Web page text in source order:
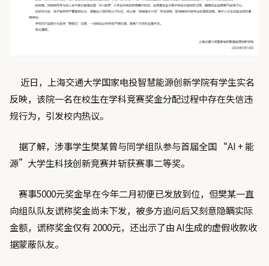
近日，上海交通大学国家电投智慧能源创新学院有学生实名
反映，该院一名在校生在学科竞赛奖金分配过程中存在失信违
规行为，引发校内热议。
据了解，涉事学生樊某曾与同学组队参与首届全国 “AI + 能
源”大学生科技创新竞赛并斩获赛事二等奖。
赛事5000元奖金早在今年二月初便已发放到位，但樊某一直
向组队队友谎称奖金尚未下发，被多方追问后又刻意隐瞒实际
金额，谎称奖金仅有 2000元，还出示了由 AI生成的虚假收款收
据蒙蔽队友。